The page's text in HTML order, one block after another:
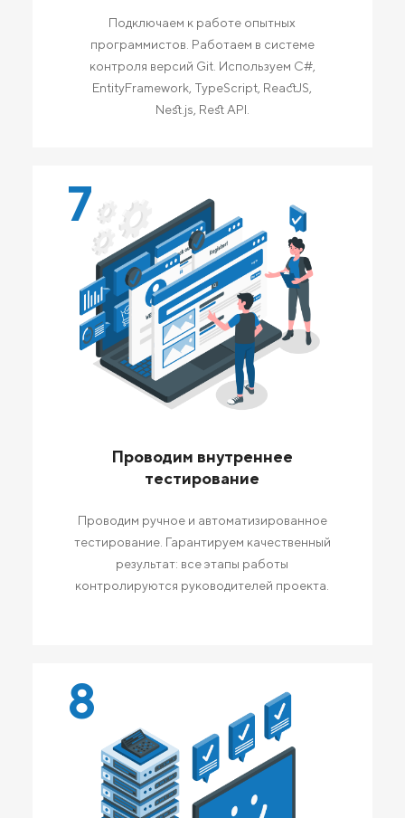
Подключаем к работе опытных
программистов. Работаем в системе
контроля версий Git. Используем C#,
EntityFramework, TypeScript, ReactJS,
Nest.js, Rest API.
7
Проводим внутреннее
тестирование
Проводим ручное и автоматизированное
тестирование. Гарантируем качественный
результат: все этапы работы
контролируются руководителей проекта.
8